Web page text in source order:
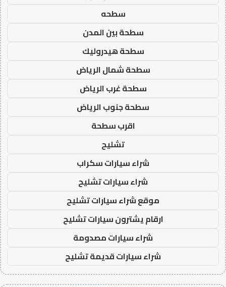
سطحه
سطحة بين المدن
سطحة هيدروليك
سطحة شمال الرياض
سطحة غرب الرياض
سطحة جنوب الرياض
اقرب سطحة
تشليح
شراء سيارات سكراب
شراء سيارات تشليح
موقع شراء سيارات تشليح
ارقام يشترون سيارات تشليح
شراء سيارات مصدومة
شراء سيارات قديمة تشليح